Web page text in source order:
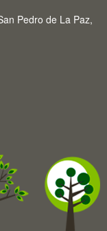
Pedro de La Paz,